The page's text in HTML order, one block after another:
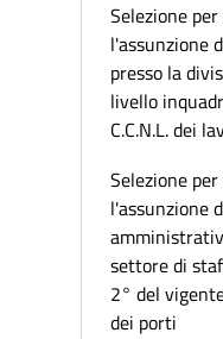
Selezione
l'assunzione
presso la
livello
C.C.N.L. dei
Selezione
l'assunzione
settore di
2° del
dei porti